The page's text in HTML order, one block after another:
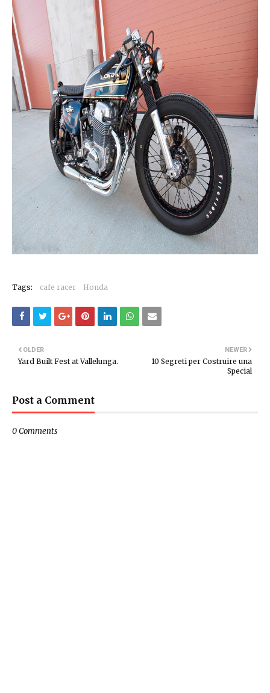
Tags: cafe racer Honda
NEWER
10 Segreti per Costruire una
Special
OLDER
Yard Built Fest at Vallelunga.
Post a Comment
0 Comments